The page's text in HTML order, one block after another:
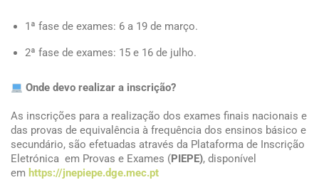
1ª fase de exames: 6 a 19 de março.
2ª fase de exames: 15 e 16 de julho.
Onde devo realizar a inscrição?
As inscrições para a realização dos exames finais nacionais e
das provas de equivalência à frequência dos ensinos básico e
secundário, são efetuadas através da Plataforma de Inscrição
Eletrónica em Provas e Exames (PIEPE), disponível
em https://jnepiepe.dge.mec.pt